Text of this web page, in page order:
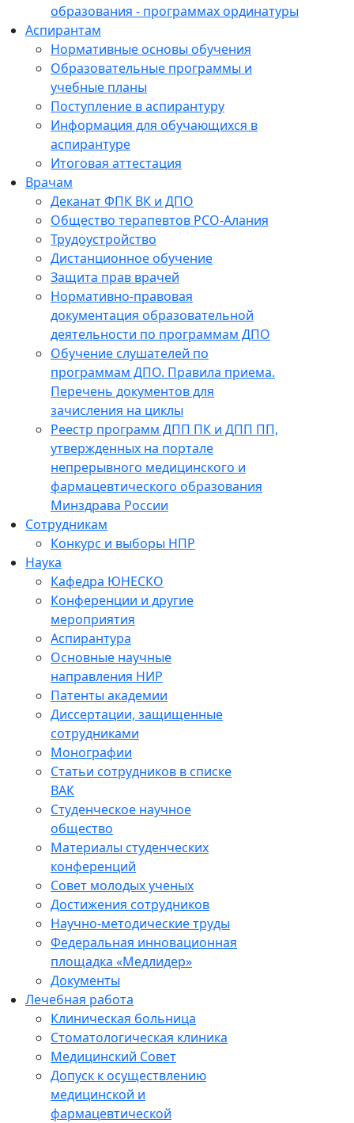
образования - программах ординатуры
Аспирантам
Нормативные основы обучения
Образовательные программы и
учебные планы
Поступление в аспирантуру
Информация для обучающихся в
аспирантуре
Итоговая аттестация
Врачам
Деканат ФПК ВК и ДПО
Общество терапевтов РСО-Алания
Трудоустройство
Дистанционное обучение
Защита прав врачей
Нормативно-правовая
документация образовательной
деятельности по программам ДПО
Обучение слушателей по
программам ДПО. Правила приема.
Перечень документов для
зачисления на циклы
Реестр программ ДПП ПК и ДПП ПП,
утвержденных на портале
непрерывного медицинского и
фармацевтического образования
Минздрава России
Сотрудникам
Конкурс и выборы НПР
Наука
Кафедра ЮНЕСКО
Конференции и другие
мероприятия
Аспирантура
Основные научные
направления НИР
Патенты академии
Диссертации, защищенные
сотрудниками
Монографии
Статьи сотрудников в списке
ВАК
Студенческое научное
общество
Материалы студенческих
конференций
Совет молодых ученых
Достижения сотрудников
Научно-методические труды
Федеральная инновационная
площадка «Медлидер»
Документы
Лечебная работа
Клиническая больница
Стоматологическая клиника
Медицинский Совет
Допуск к осуществлению
медицинской и
фармацевтической